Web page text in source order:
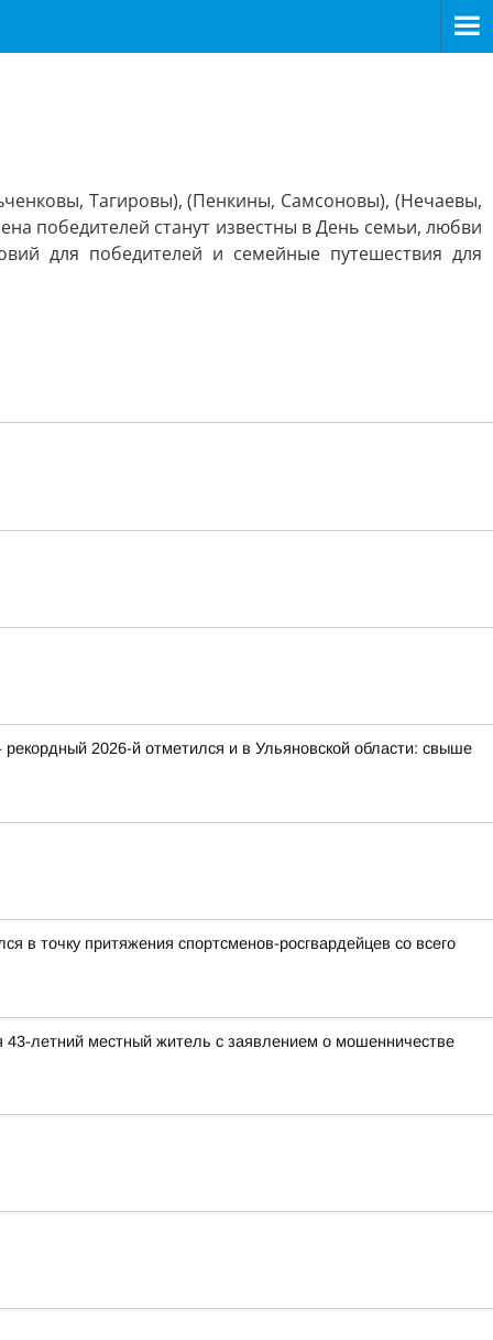
Тагировы), (Пенкины, Самсоновы), (Нечаевы,
победителей станут известны в День семьи, любви
для победителей и семейные путешествия для
2026-й отметился и в Ульяновской области: свыше
в точку притяжения спортсменов-росгвардейцев со всего
летний местный житель с заявлением о мошенничестве